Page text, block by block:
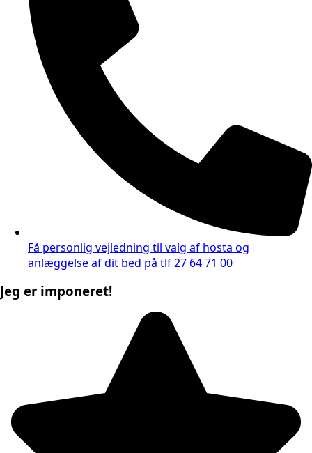
Få personlig vejledning til valg af hosta og
anlæggelse af dit bed på tlf 27 64 71 00
Jeg er imponeret!